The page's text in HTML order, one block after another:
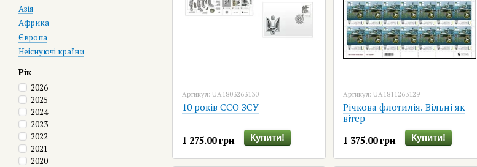
Артикул: UA1803263130
10 років ССО ЗСУ
1 275.00 грн Купити!
Артикул: UA1811263129
Річкова флотилія. Вільні як
вітер
1 375.00 грн
Купити!
Азія
Африка
Європа
Неіснуючі країни
Рік
2026
2025
2024
2023
2022
2021
2020